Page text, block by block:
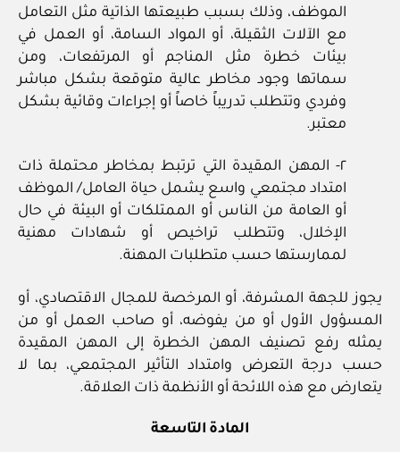
الموظف، وذلك بسبب طبيعتها الذاتية مثل التعامل
مع الآلات الثقيلة، أو المواد السامة، أو العمل في
بيئات خطرة مثل المناجم أو المرتفعات، ومن
سماتها وجود مخاطر عالية متوقعة بشكل مباشر
وفردي وتتطلب تدريباً خاصاً أو إجراءات وقائية بشكل
معتبر.
٢- المهن المقيدة التي ترتبط بمخاطر محتملة ذات
امتداد مجتمعي واسع يشمل حياة العامل/ الموظف
أو العامة من الناس أو الممتلكات أو البيئة في حال
الإخلال، وتتطلب تراخيص أو شهادات مهنية
لممارستها حسب متطلبات المهنة.
يجوز للجهة المشرفة، أو المرخصة للمجال الاقتصادي، أو
المسؤول الأول أو من يفوضه، أو صاحب العمل أو من
يمثله رفع تصنيف المهن الخطرة إلى المهن المقيدة
حسب درجة التعرض وامتداد التأثير المجتمعي، بما لا
يتعارض مع هذه اللائحة أو الأنظمة ذات العلاقة.
المادة التاسعة